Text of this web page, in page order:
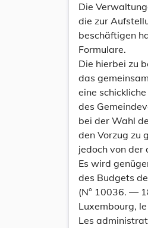
Die
die zur
beschäftigen
Formulare.
Die hierbei zu
das
eine
des
bei der Wahl
den Vorzug zu
jedoch von der
Es wird
des Budgets
(N° 10036. —
Luxembourg,
Les